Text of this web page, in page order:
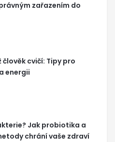
zařazením do
člověk cvičí: Tipy pro
energii
Jak probiotika a
chrání vaše zdraví